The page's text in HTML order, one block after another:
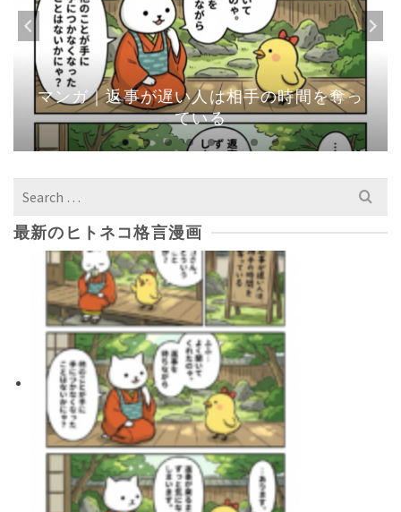
マンガ｜返事が遅い人は相手の時間を奪っ
ている
Search
最新のヒトネコ格言漫画